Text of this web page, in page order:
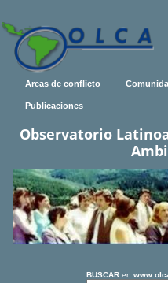
Areas de conflicto
Publicaciones
Observatorio
BUSCAR en